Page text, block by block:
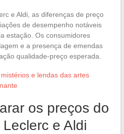
e Aldi, as diferenças de preço
de desempenho notáveis
estação. Os consumidores
e a presença de emendas
qualidade-preço esperada.
e lendas das artes
os preços do
e Aldi